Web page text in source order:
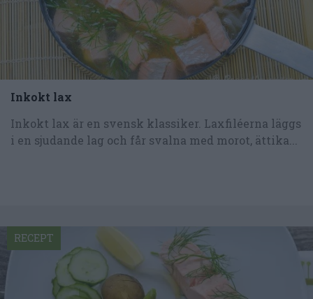
Inkokt lax
Inkokt lax är en svensk klassiker. Laxfiléerna läggs
i en sjudande lag och får svalna med morot, ättika...
RECEPT